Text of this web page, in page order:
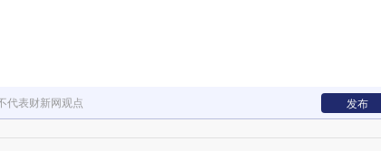
代表财新网观点 发布